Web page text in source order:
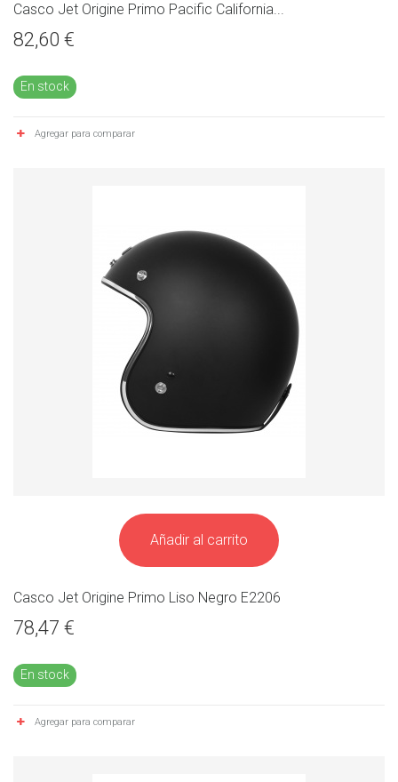
Casco Jet Origine Primo Pacific California...
82,60 €
En stock
Agregar para comparar
Añadir al carrito
Casco Jet Origine Primo Liso Negro E2206
78,47 €
En stock
Agregar para comparar